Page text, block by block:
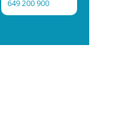
649 200 900